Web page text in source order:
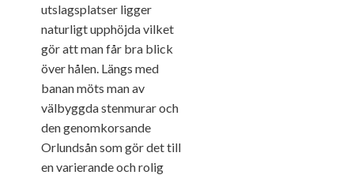
utslagsplatser ligger
naturligt upphöjda vilket
gör att man får bra blick
över hålen. Längs med
banan möts man av
välbyggda stenmurar och
den genomkorsande
Orlundsån som gör det till
en varierande och rolig